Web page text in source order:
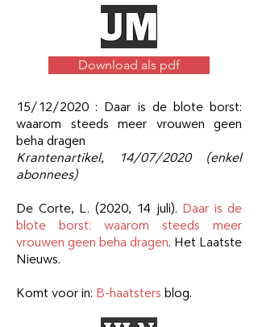
Download als pdf
15/12/2020 : Daar is de blote borst:
waarom steeds meer vrouwen geen
beha dragen
Krantenartikel,
14/07/2020 (enkel
abonnees)
De Corte, L. (2020, 14 juli). Daar is de
blote borst: waarom steeds meer
vrouwen geen beha dragen. Het Laatste
Nieuws.
Komt voor in: B-haatsters blog.